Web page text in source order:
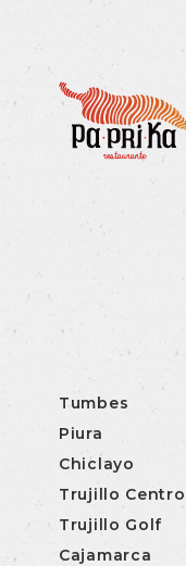
Tumbes
Piura
Chiclayo
Trujillo Centro
Trujillo Golf
Cajamarca